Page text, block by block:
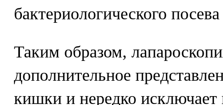
бактериологического
Таким образом,
дополнительное
кишки и нередко исключает